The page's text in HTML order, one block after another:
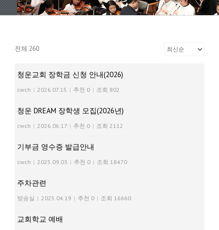
전체 260
청운교회 장학금 신청 안내(2026)
cwch | 2026.07.15 | 추천 0 | 조회 802
청운 DREAM 장학생 모집(2026년)
cwch | 2026.06.17 | 추천 0 | 조회 2112
기부금 영수증 발급안내
cwch | 2025.09.03 | 추천 0 | 조회 18470
주차관련
방송실 | 2025.04.19 | 추천 0 | 조회 16660
교회학교 예배